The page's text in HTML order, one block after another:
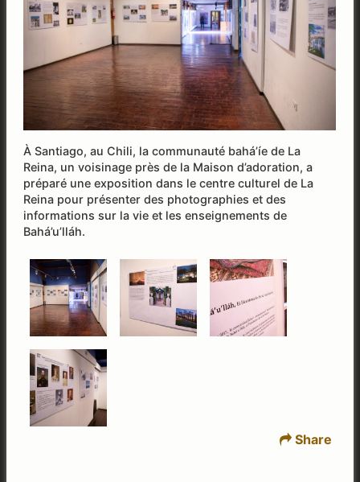
À Santiago, au Chili, la communauté bahá’íe de La
Reina, un voisinage près de la Maison d’adoration, a
préparé une exposition dans le centre culturel de La
Reina pour présenter des photographies et des
informations sur la vie et les enseignements de
Bahá’u’lláh.
Share